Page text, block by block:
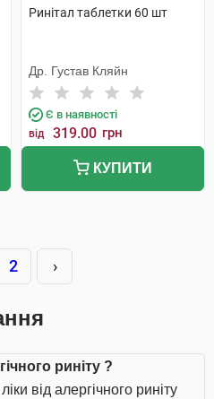
Ринітал таблетки 60 шт
Др. Густав Кляйн
Є в наявності
від 319.00 грн
КУПИТИ
2 ›
риніту ?
від алергічного риніту